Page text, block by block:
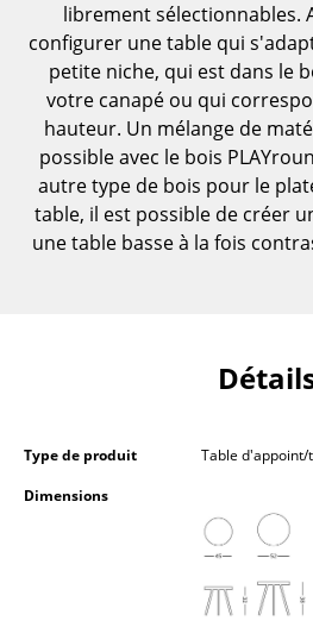
Meubles de bar
Garde-robes
Petits rangements
Pièces détachées
... voir tous les rangements
Lampadaires et Liseuses
Lampes de sol
Appliques murales
Luminaires d’extérieur
librement sélectionnables.
configurer une table qui
petite niche, qui est dans le
votre canapé ou qui
hauteur. Un mélange de
possible avec le bois
autre type de bois pour le
table, il est possible de créer
une table basse à la fois
Type de produit
Table d'appoint/
Dimensions